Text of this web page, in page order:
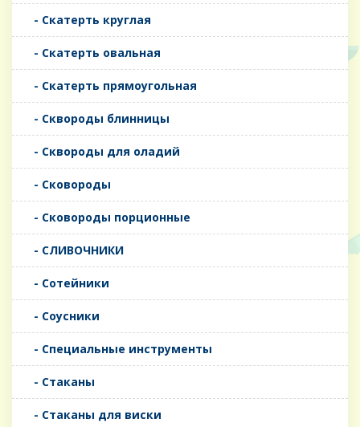
- Скатерть круглая
- Скатерть овальная
- Скатерть прямоугольная
- Сквороды блинницы
- Сквороды для оладий
- Сковороды
- Сковороды порционные
- СЛИВОЧНИКИ
- Сотейники
- Соусники
- Специальные инструменты
- Стаканы
- Стаканы для виски